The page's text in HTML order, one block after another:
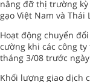
nâng đỡ thị trường
gạo Việt Nam và Thái
Hoạt động chuyển
cường khi các công
tháng 3/08 trước
Khối lượng giao dịch